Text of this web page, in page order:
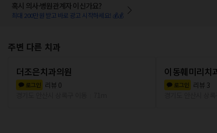
혹시 의사·병원관계자 이신가요?
최대 200만원 받고 바로 광고 시작하세요! 💰💰
주변 다른 치과
더조은치과의원
로그인 리뷰 0
이동훼미리치
로그인 리뷰 3